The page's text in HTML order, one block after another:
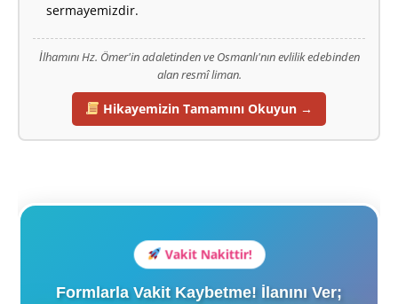
sermayemizdir.
İlhamını Hz. Ömer'in adaletinden ve Osmanlı'nın evlilik edebinden
alan resmî liman.
Hikayemizin Tamamını Okuyun →
Vakit Nakittir!
Formlarla Vakit Kaybetme! İlanını Ver;